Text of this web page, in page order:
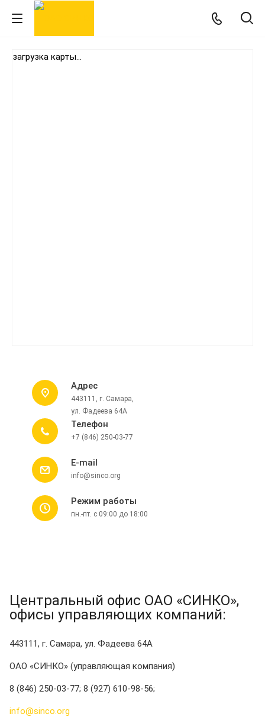
загрузка карты...
Адрес
443111, г. Самара,
ул. Фадеева 64А
Телефон
+7 (846) 250-03-77
E-mail
info@sinco.org
Режим работы
пн.-пт. с 09:00 до 18:00
Центральный офис ОАО «СИНКО»,
офисы управляющих компаний:
443111, г. Самара, ул. Фадеева 64А
ОАО «СИНКО» (управляющая компания)
8 (846) 250-03-77; 8 (927) 610-98-56;
info@sinco.org